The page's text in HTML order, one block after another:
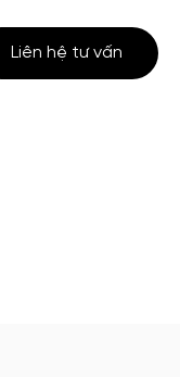
Liên hệ tư vấn